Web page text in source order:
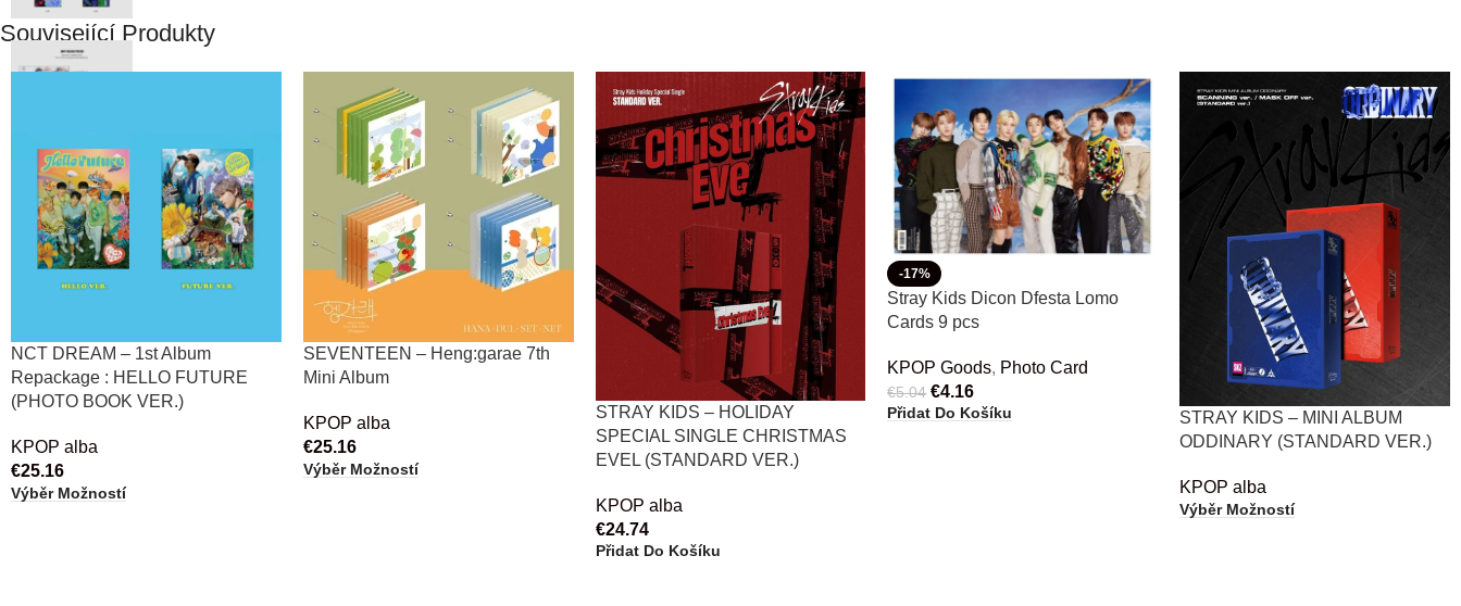
Související Produkty
NCT DREAM – 1st Album
Repackage : HELLO FUTURE
(PHOTO BOOK VER.)
KPOP alba
€25.16
Výběr Možností
SEVENTEEN – Heng:garae 7th
Mini Album
KPOP alba
€25.16
Výběr Možností
STRAY KIDS – HOLIDAY
SPECIAL SINGLE CHRISTMAS
EVEL (STANDARD VER.)
KPOP alba
€24.74
Přidat Do Košíku
-17%
Stray Kids Dicon Dfesta Lomo
Cards 9 pcs
KPOP Goods, Photo Card
€5.04 €4.16
Přidat Do Košíku
STRAY KIDS – MINI ALBUM
ODDINARY (STANDARD VER.)
KPOP alba
Výběr Možností